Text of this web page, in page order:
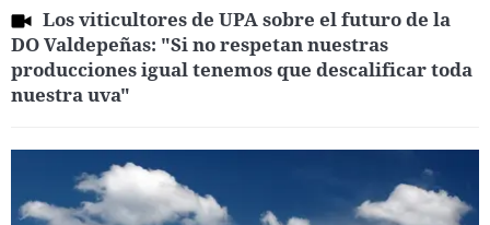
Los viticultores de UPA sobre el futuro de la
DO Valdepeñas: "Si no respetan nuestras
producciones igual tenemos que descalificar toda
nuestra uva"